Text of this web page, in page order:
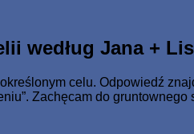
według Jana +
celu. Odpowiedź
Zachęcam do